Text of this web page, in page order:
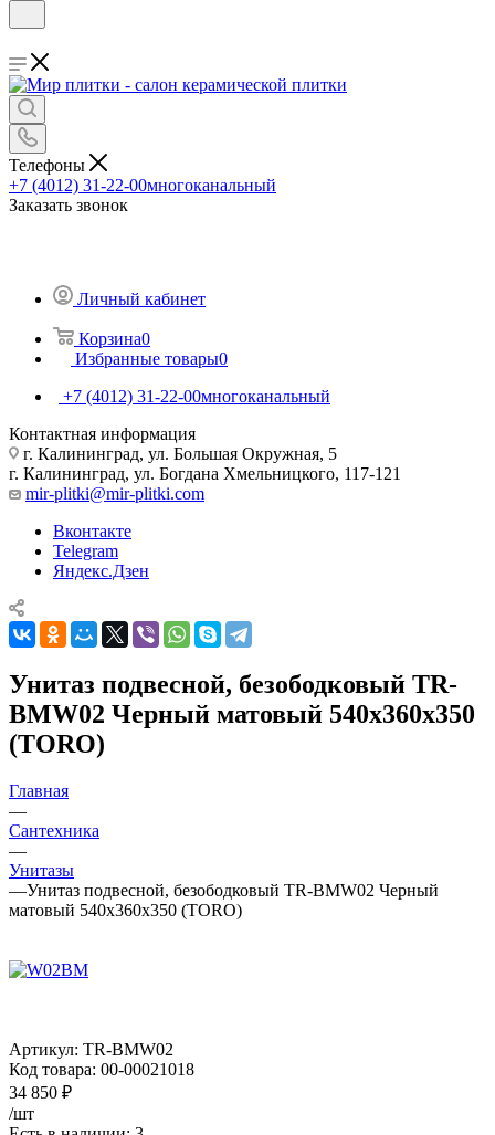
Телефоны
+7 (4012) 31-22-00многоканальный
Заказать звонок
Личный кабинет
Корзина0
Избранные товары0
+7 (4012) 31-22-00многоканальный
Контактная информация
г. Калининград, ул. Большая Окружная, 5
г. Калининград, ул. Богдана Хмельницкого, 117-121
mir-plitki@mir-plitki.com
Вконтакте
Telegram
Яндекс.Дзен
Унитаз подвесной, безободковый TR-
BMW02 Черный матовый 540x360x350
(TORO)
Главная
—
Сантехника
—
Унитазы
—Унитаз подвесной, безободковый TR-BMW02 Черный
матовый 540x360x350 (TORO)
Артикул: TR-BMW02
Код товара: 00-00021018
34 850 ₽
/шт